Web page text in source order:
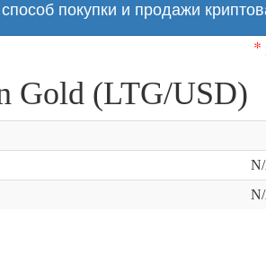
покупки и продажи
*
Gold (LTG/USD)